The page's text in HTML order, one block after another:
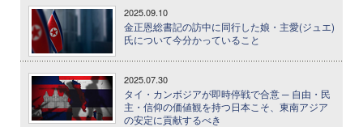
2025.09.10
金正恩総書記の訪中に同行した娘・主愛(ジュエ)
氏について今分かっていること
2025.07.30
タイ・カンボジアが即時停戦で合意 ─ 自由・民
主・信仰の価値観を持つ日本こそ、東南アジア
の安定に貢献するべき